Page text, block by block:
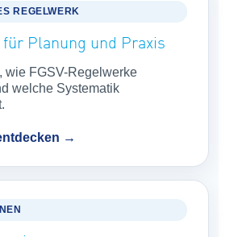
REGELWERK
für Planung und Praxis
wie FGSV-Regelwerke
welche Systematik
→